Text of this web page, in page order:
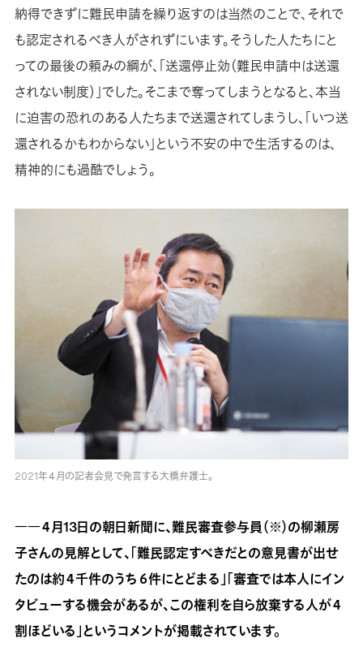
納得できずに難民申請を繰り返すのは当然のことで、それで
も認定されるべき人がされずにいます。そうした人たちにと
っての最後の頼みの綱が、「送還停止効（難民申請中は送還
されない制度）」でした。そこまで奪ってしまうとなると、本当
に迫害の恐れのある人たちまで送還されてしまうし、「いつ送
還されるかもわからない」という不安の中で生活するのは、
精神的にも過酷でしょう。
2021年４月の記者会見で発言する大橋弁護士。
――４月13日の朝日新聞に、難民審査参与員（※）の柳瀬房
子さんの見解として、「難民認定すべきだとの意見書が出せ
たのは約４千件のうち６件にとどまる」「審査では本人にイン
タビューする機会があるが、この権利を自ら放棄する人が４
割ほどいる」というコメントが掲載されています。